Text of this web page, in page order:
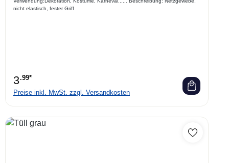
nicht elastisch, fester Griff
3.99*
Preise inkl. MwSt. zzgl. Versandkosten